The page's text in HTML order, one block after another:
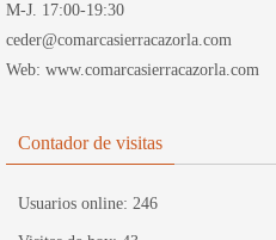
M-J. 17:00-19:30
ceder@comarcasierracazorla.com
Web: www.comarcasierracazorla.com
Contador de visitas
Usuarios online: 246